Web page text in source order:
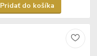
Pridať do košíka